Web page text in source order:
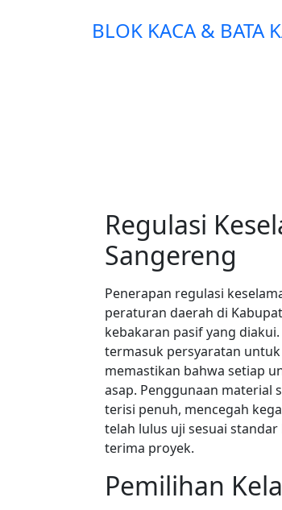
BLOK KACA & BATA
Regulasi
Sangereng
Penerapan regulasi
peraturan daerah di
kebakaran pasif yang diakui.
termasuk persyaratan
memastikan bahwa setiap
asap. Penggunaan material
terisi penuh, mencegah
telah lulus uji sesuai
terima proyek.
Pemilihan